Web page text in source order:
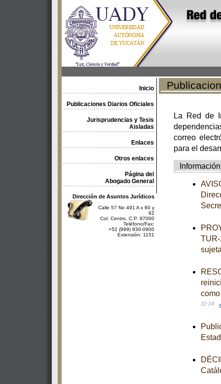
Inicio
Publicaciones Diarios Oficiales
Jurisprudencias y Tesis
Aisladas
Enlaces
Otros enlaces
Página del
Abogado General
Dirección de Asuntos Jurídicos
Calle 57 No 491 A x 60 y
62
Col. Centro, C.P. 97000
Teléfono/Fax:
+52 (999) 930-0900
Extensión: 1151
La Red de
correo
para el
Información
11-14